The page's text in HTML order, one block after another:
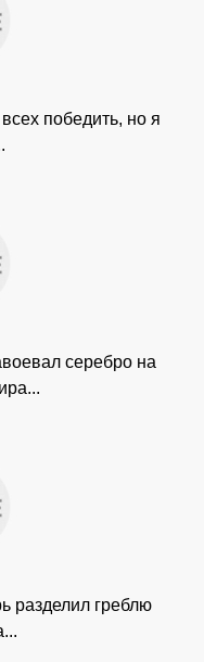
победить, но я
серебро на
разделил греблю